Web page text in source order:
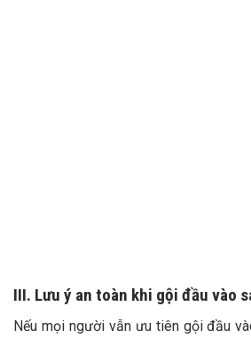
III. Lưu ý an toàn khi gội đầu vào
Nếu mọi người vẫn ưu tiên gội đầu